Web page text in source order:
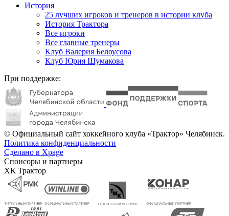
История
25 лучших игроков и тренеров в истории клуба
История Трактора
Все игроки
Все главные тренеры
Клуб Валерия Белоусова
Клуб Юрия Шумакова
При поддержке:
© Официальный сайт хоккейного клуба «Трактор» Челябинск.
Политика конфиденциальности
Сделано в Xpage
Спонсоры и партнеры
ХК Трактор